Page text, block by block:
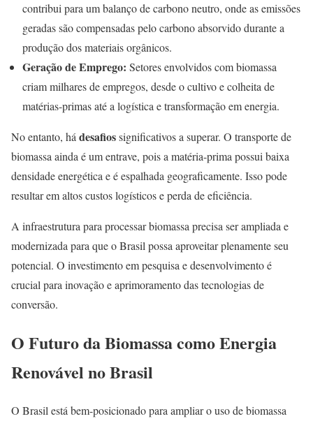
contribui para um balanço de carbono neutro, onde as emissões
geradas são compensadas pelo carbono absorvido durante a
produção dos materiais orgânicos.
Geração de Emprego: Setores envolvidos com biomassa
criam milhares de empregos, desde o cultivo e colheita de
matérias-primas até a logística e transformação em energia.
No entanto, há desafiossignificativos a superar. O transporte de
biomassa ainda é um entrave, pois a matéria-prima possui baixa
densidade energética e é espalhada geograficamente. Isso pode
resultar em altos custos logísticos e perda de eficiência.
A infraestrutura para processar biomassa precisa ser ampliada e
modernizada para que o Brasil possa aproveitar plenamente seu
potencial. O investimento em pesquisa e desenvolvimento é
crucial para inovação e aprimoramento das tecnologias de
conversão.
O Futuro da Biomassa como Energia
Renovável no Brasil
O Brasil está bem-posicionado para ampliar o uso de biomassa